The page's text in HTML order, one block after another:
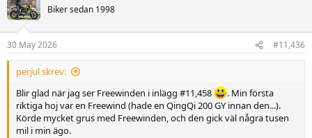
t
i
e
r
Biker sedan 1998
30 May 2026 #11,436
perjul skrev:
Blir glad när jag ser Freewinden i inlägg #11,458
. Min första
riktiga hoj var en Freewind (hade en QingQi 200 GY innan den...).
Körde mycket grus med Freewinden, och den gick väl några tusen
mil i min ägo.